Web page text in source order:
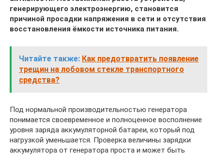
генерирующего электроэнергию, становится
причиной просадки напряжения в сети и отсутствия
восстановления ёмкости источника питания.
Читайте также: Как предотвратить появление
трещин на лобовом стекле транспортного
средства?
Под нормальной производительностью генератора
понимается своевременное и полноценное восполнение
уровня заряда аккумуляторной батареи, который под
нагрузкой уменьшается. Проверка величины зарядки
аккумулятора от генератора проста и может быть